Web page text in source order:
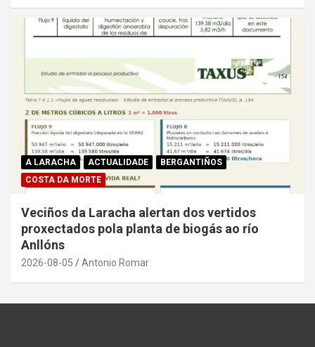
A LARACHA ACTUALIDADE
BERGANTIÑOS
COSTA DA MORTE
Veciños da Laracha alertan dos vertidos
proxectados pola planta de biogás ao río
Anllóns
2026-08-05 Antonio Romar